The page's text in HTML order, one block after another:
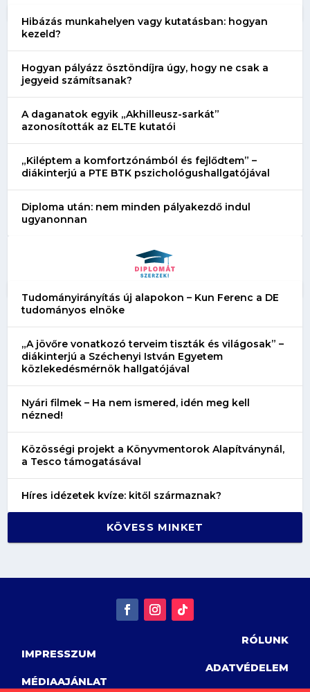
Hibázás munkahelyen vagy kutatásban: hogyan
kezeld?
Hogyan pályázz ösztöndíjra úgy, hogy ne csak a
jegyeid számítsanak?
A daganatok egyik „Akhilleusz-sarkát”
azonosították az ELTE kutatói
„Kiléptem a komfortzónámból és fejlődtem” –
diákinterjú a PTE BTK pszichológushallgatójával
Diploma után: nem minden pályakezdő indul
ugyanonnan
Tudományirányítás új alapokon – Kun Ferenc a DE
tudományos elnöke
„A jövőre vonatkozó terveim tiszták és világosak” –
diákinterjú a Széchenyi István Egyetem
közlekedésmérnök hallgatójával
Nyári filmek – Ha nem ismered, idén meg kell
nézned!
Közösségi projekt a Könyvmentorok Alapítványnál,
a Tesco támogatásával
Híres idézetek kvíze: kitől származnak?
KÖVESS MINKET
RÓLUNK
IMPRESSZUM
ADATVÉDELEM
MÉDIAAJÁNLAT